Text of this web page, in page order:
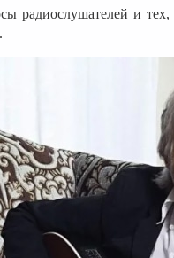
радиослушателей и